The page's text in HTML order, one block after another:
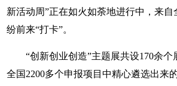
新活动周”正在如火如荼地进行中，来
纷前来“打卡”。
“创新创业创造”主题展共设170余
全国2200多个申报项目中精心遴选出来